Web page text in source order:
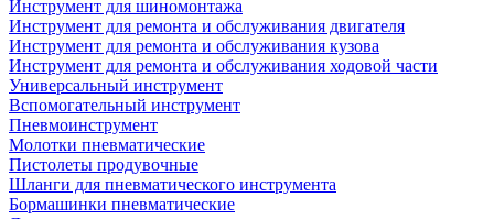
Инструмент для шиномонтажа
Инструмент для ремонта и обслуживания двигателя
Инструмент для ремонта и обслуживания кузова
Инструмент для ремонта и обслуживания ходовой части
Универсальный инструмент
Вспомогательный инструмент
Пневмоинструмент
Молотки пневматические
Пистолеты продувочные
Шланги для пневматического инструмента
Бормашинки пневматические